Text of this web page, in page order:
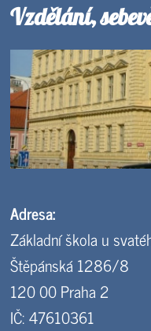
Vzdělání,
Adresa:
Základní škola u
Štěpánská 1286/8
120 00 Praha 2
IČ: 47610361